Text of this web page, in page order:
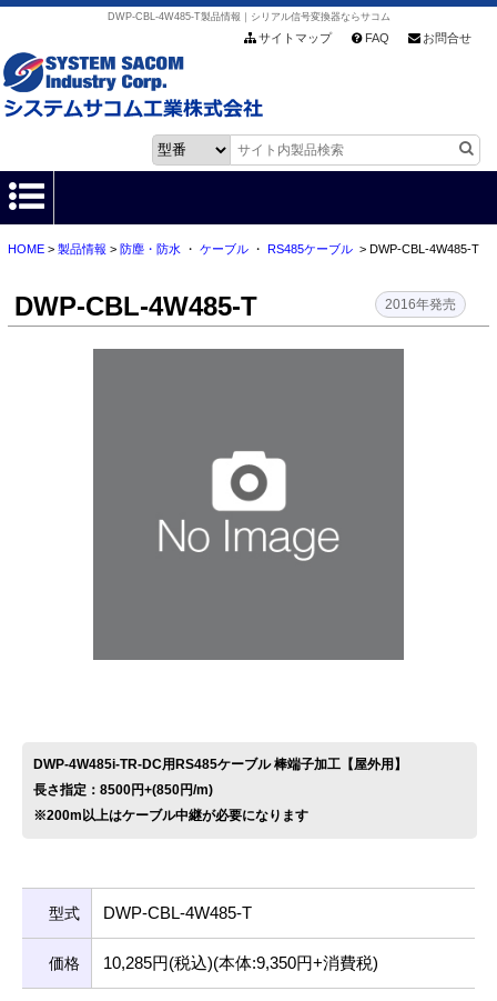
DWP-CBL-4W485-T製品情報｜シリアル信号変換器ならサコム
サイトマップ FAQ お問合せ
HOME
製品情報
会社情報
お問い合わせ
HOME> 製品情報 > 防塵・防水 ・ ケーブル・ RS485ケーブル> DWP-CBL-4W485-T
DWP-CBL-4W485-T 2016年発売
DWP-4W485i-TR-DC用RS485ケーブル 棒端子加工【屋外用】
長さ指定：8500円+(850円/m)
※200m以上はケーブル中継が必要になります
型式 DWP-CBL-4W485-T
価格 10,285円(税込)(本体:9,350円+消費税)